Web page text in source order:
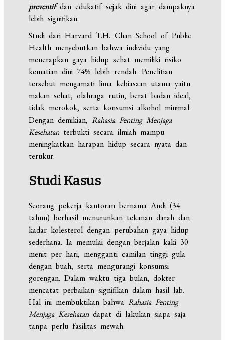
preventif dan edukatif sejak dini agar dampaknya
lebih signifikan.
Studi dari Harvard T.H. Chan School of Public
Health menyebutkan bahwa individu yang
menerapkan gaya hidup sehat memiliki risiko
kematian dini 74% lebih rendah. Penelitian
tersebut mengamati lima kebiasaan utama yaitu
makan sehat, olahraga rutin, berat badan ideal,
tidak merokok, serta konsumsi alkohol minimal.
Dengan demikian,Rahasia Penting Menjaga
Kesehatanterbukti secara ilmiah mampu
meningkatkan harapan hidup secara nyata dan
terukur.
Studi Kasus
Seorang pekerja kantoran bernama Andi (34
tahun) berhasil menurunkan tekanan darah dan
kadar kolesterol dengan perubahan gaya hidup
sederhana. Ia memulai dengan berjalan kaki 30
menit per hari, mengganti camilan tinggi gula
dengan buah, serta mengurangi konsumsi
gorengan. Dalam waktu tiga bulan, dokter
mencatat perbaikan signifikan dalam hasil lab.
Hal ini membuktikan bahwaRahasia Penting
Menjaga Kesehatandapat di lakukan siapa saja
tanpa perlu fasilitas mewah.